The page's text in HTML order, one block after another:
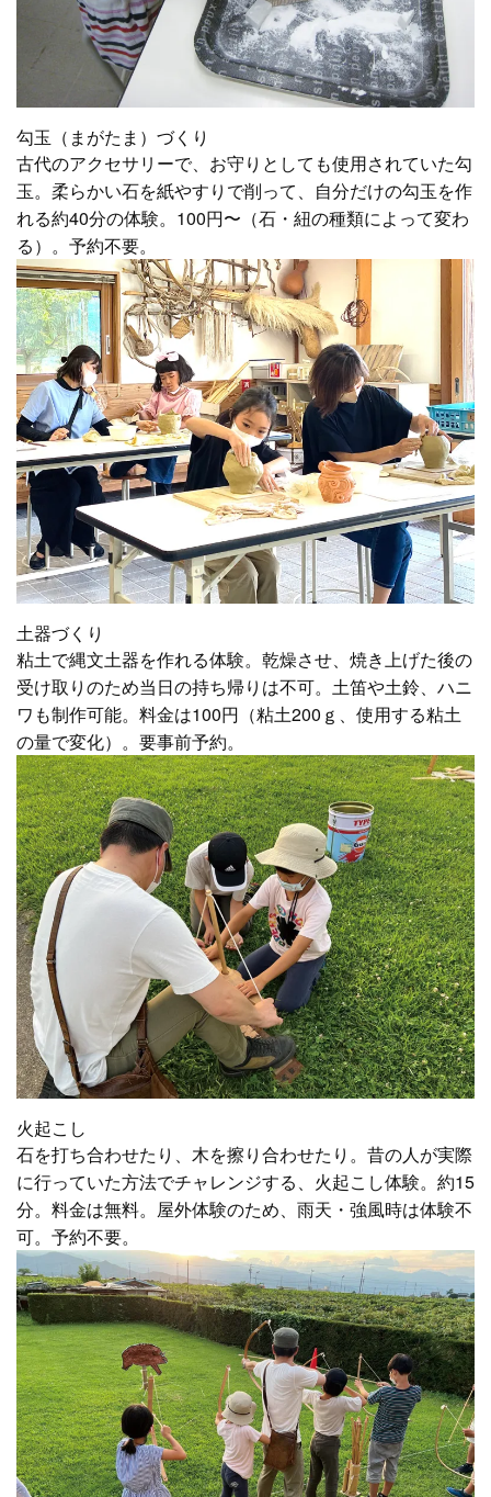
勾玉（まがたま）づくり
古代のアクセサリーで、お守りとしても使用されていた勾
玉。柔らかい石を紙やすりで削って、自分だけの勾玉を作
れる約40分の体験。100円〜（石・紐の種類によって変わ
る）。予約不要。
土器づくり
粘土で縄文土器を作れる体験。乾燥させ、焼き上げた後の
受け取りのため当日の持ち帰りは不可。土笛や土鈴、ハニ
ワも制作可能。料金は100円（粘土200ｇ、使用する粘土
の量で変化）。要事前予約。
火起こし
石を打ち合わせたり、木を擦り合わせたり。昔の人が実際
に行っていた方法でチャレンジする、火起こし体験。約15
分。料金は無料。屋外体験のため、雨天・強風時は体験不
可。予約不要。